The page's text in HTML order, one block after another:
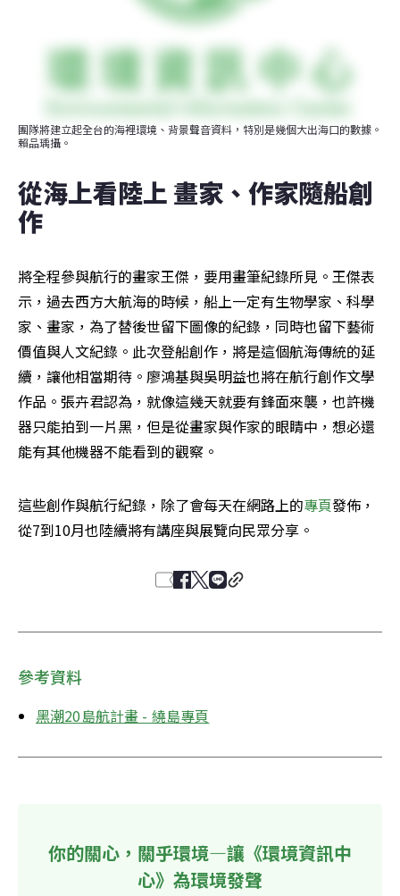
團隊將建立起全台的海裡環境、背景聲音資料，特別是幾個大出海口的數據。
賴品瑀攝。
從海上看陸上 畫家、作家隨船創
作
將全程參與航行的畫家王傑，要用畫筆紀錄所見。王傑表
示，過去西方大航海的時候，船上一定有生物學家、科學
家、畫家，為了替後世留下圖像的紀錄，同時也留下藝術
價值與人文紀錄。此次登船創作，將是這個航海傳統的延
續，讓他相當期待。廖鴻基與吳明益也將在航行創作文學
作品。張卉君認為，就像這幾天就要有鋒面來襲，也許機
器只能拍到一片黑，但是從畫家與作家的眼睛中，想必還
能有其他機器不能看到的觀察。
這些創作與航行紀錄，除了會每天在網路上的專頁發佈，
從7到10月也陸續將有講座與展覽向民眾分享。
參考資料
黑潮20島航計畫 - 繞島專頁
你的關心，關乎環境—讓《環境資訊中
心》為環境發聲